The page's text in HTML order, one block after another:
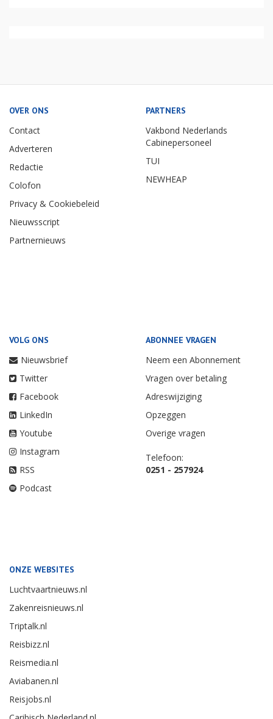
OVER ONS
Contact
Adverteren
Redactie
Colofon
Privacy & Cookiebeleid
Nieuwsscript
Partnernieuws
PARTNERS
Vakbond Nederlands
Cabinepersoneel
TUI
NEWHEAP
VOLG ONS
Nieuwsbrief
Twitter
Facebook
LinkedIn
Youtube
Instagram
RSS
Podcast
ABONNEE VRAGEN
Neem een Abonnement
Vragen over betaling
Adreswijziging
Opzeggen
Overige vragen
Telefoon:
0251 - 257924
ONZE WEBSITES
Luchtvaartnieuws.nl
Zakenreisnieuws.nl
Triptalk.nl
Reisbizz.nl
Reismedia.nl
Aviabanen.nl
Reisjobs.nl